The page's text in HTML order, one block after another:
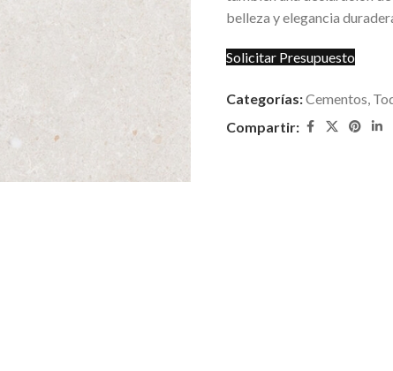
belleza y elegancia
Solicitar Presupuesto
Categorías:Cementos
Compartir: